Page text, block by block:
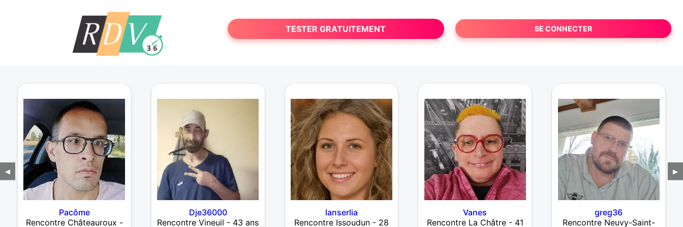
TESTER GRATUITEMENT SE CONNECTER
◀
Pacôme
Rencontre Châteauroux -
Dje36000
Rencontre Vineuil - 43 ans
lanserlia
Rencontre Issoudun - 28
Vanes
Rencontre La Châtre - 41
greg36
Rencontre Neuvy-Saint-
▶